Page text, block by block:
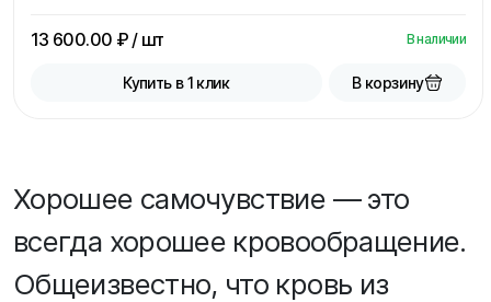
13 600.00 ₽ / шт В наличии
Купить в 1 клик В корзину
Хорошее самочувствие — это
всегда хорошее кровообращение.
Общеизвестно, что кровь из